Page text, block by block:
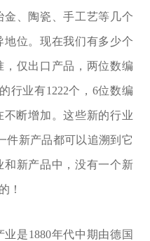
、陶瓷、手工艺等几个
位。现在我们有多少个
仅出口产品，两位数编
行业有1222个，6位数编
不断增加。这些新的行业
件新产品都可以追溯到它
和新产品中，没有一个新
！
是1880年代中期由德国